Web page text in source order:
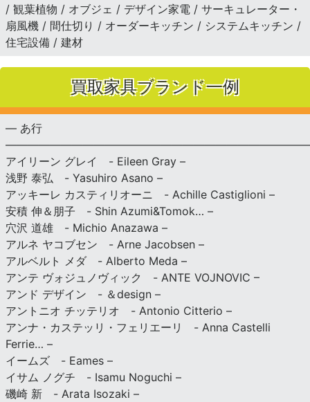
/ 観葉植物 / オブジェ / デザイン家電 / サーキュレーター・
扇風機 / 間仕切り / オーダーキッチン / システムキッチン /
住宅設備 / 建材
買取家具ブランド一例
— あ行
アイリーン グレイ - Eileen Gray –
浅野 泰弘 - Yasuhiro Asano –
アッキーレ カスティリオーニ - Achille Castiglioni –
安積 伸＆朋子 - Shin Azumi&Tomok… –
穴沢 道雄 - Michio Anazawa –
アルネ ヤコブセン - Arne Jacobsen –
アルベルト メダ - Alberto Meda –
アンテ ヴォジュノヴィック - ANTE VOJNOVIC –
アンド デザイン - ＆design –
アントニオ チッテリオ - Antonio Citterio –
アンナ・カステッリ・フェリエーリ - Anna Castelli
Ferrie… –
イームズ - Eames –
イサム ノグチ - Isamu Noguchi –
磯崎 新 - Arata Isozaki –